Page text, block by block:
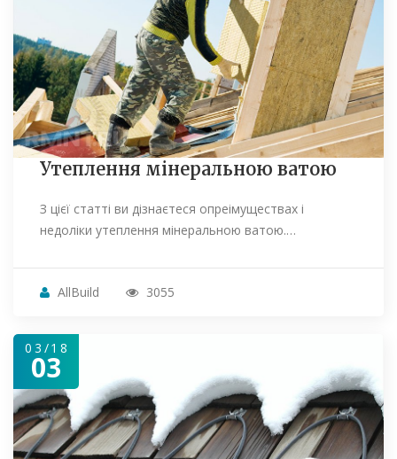
Утеплення мінеральною ватою
З цієї статті ви дізнаєтеся опреімуществах і
недоліки утеплення мінеральною ватою.…
AllBuild 3055
03/18
03